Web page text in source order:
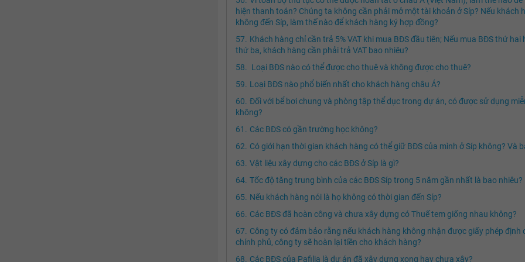
hiện thanh toán? Chúng ta không cần phải mở một tài khoản ở Síp? Nếu khách
không đến Síp, làm thế nào để khách hàng ký hợp đồng?
Khách hàng chỉ cần trả 5% VAT khi mua BĐS đầu tiên; Nếu mua BĐS thứ hai
thứ ba, khách hàng cần phải trả VAT bao nhiêu?
Loại BĐS nào có thể được cho thuê và không được cho thuê?
Loại BĐS nào phổ biến nhất cho khách hàng châu Á?
Đối với bể bơi chung và phòng tập thể dục trong dự án, có được sử dụng
không?
Các BĐS có gần trường học không?
Có giới hạn thời gian khách hàng có thể giữ BĐS của mình ở Síp không? Và
Vật liệu xây dựng cho các BĐS ở Síp là gì?
Tốc độ tăng trung bình của các BĐS Síp trong 5 năm gần nhất là bao nhiêu?
Nếu khách hàng nói là họ không có thời gian đến Síp?
Các BĐS đã hoàn công và chưa xây dựng có Thuế tem giống nhau không?
Công ty có đảm bảo rằng nếu khách hàng không nhận được giấy phép định
chính phủ, công ty sẽ hoàn lại tiền cho khách hàng?
Các BĐS của Pafilia là dự án đã xây dựng xong hay chưa xây?